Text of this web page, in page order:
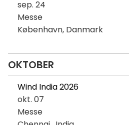
sep. 24
Messe
København, Danmark
OKTOBER
Wind India 2026
okt. 07
Messe